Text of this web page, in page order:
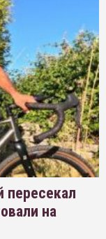
пересекал
на